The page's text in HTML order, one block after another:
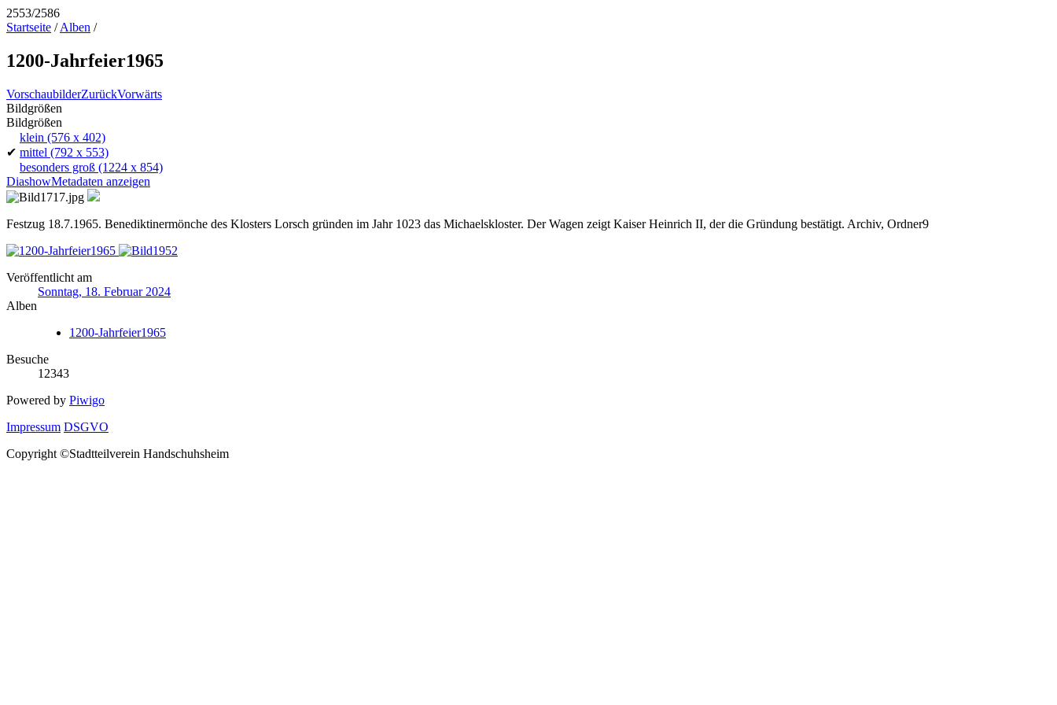
2553/2586
Startseite /Alben /
1200-Jahrfeier1965
VorschaubilderZurückVorwärts
Bildgrößen
Bildgrößen
klein (576 x 402)
✔ mittel (792 x 553)
besonders groß (1224 x 854)
DiashowMetadaten anzeigen
Festzug 18.7.1965. Benediktinermönche des Klosters Lorsch gründen im Jahr 1023 das Michaelskloster. Der Wagen zeigt Kaiser Heinrich II, der die Gründung bestätigt. Archiv, Ordner9
Veröffentlicht am
Sonntag, 18. Februar 2024
Alben
1200-Jahrfeier1965
Besuche
12343
Powered by Piwigo
Impressum DSGVO
Copyright ©Stadtteilverein Handschuhsheim